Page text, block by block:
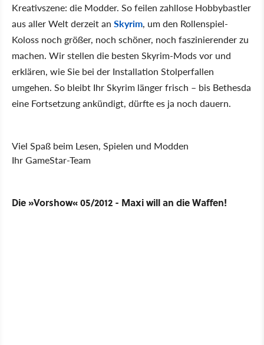
Kreativszene: die Modder. So feilen zahllose Hobbybastler
aus aller Welt derzeit an Skyrim, um den Rollenspiel-
Koloss noch größer, noch schöner, noch faszinierender zu
machen. Wir stellen die besten Skyrim-Mods vor und
erklären, wie Sie bei der Installation Stolperfallen
umgehen. So bleibt Ihr Skyrim länger frisch – bis Bethesda
eine Fortsetzung ankündigt, dürfte es ja noch dauern.
Viel Spaß beim Lesen, Spielen und Modden
Ihr GameStar-Team
Die »Vorshow« 05/2012 - Maxi will an die Waffen!